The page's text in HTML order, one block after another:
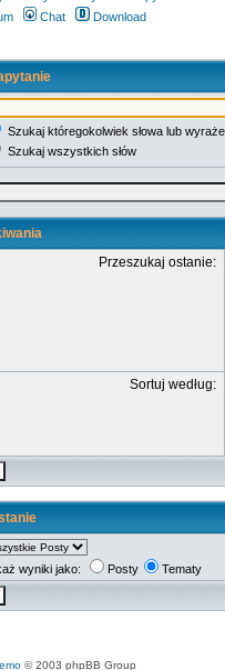
Chat Download
Szukaj któregokolwiek słowa lub
Szukaj wszystkich słów
Przeszukaj ostanie:
Sortuj według:
wyniki jako: Posty Tematy
© 2003 phpBB Group